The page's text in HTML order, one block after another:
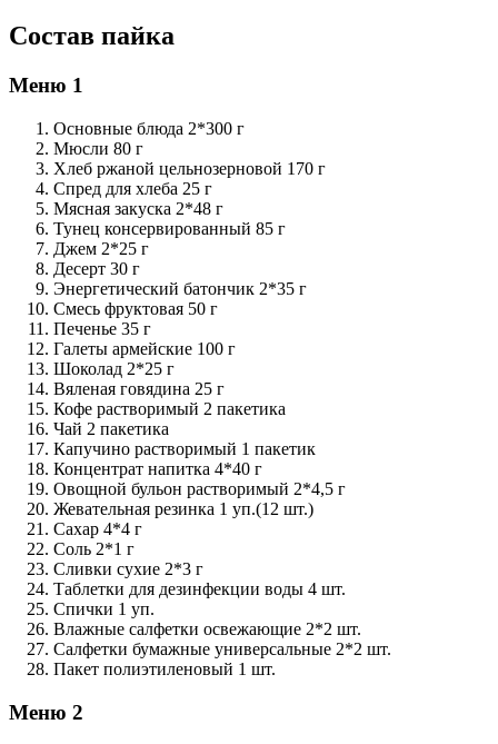
Состав пайка
Меню 1
Основные блюда 2*300 г
Мюсли 80 г
Хлеб ржаной цельнозерновой 170 г
Спред для хлеба 25 г
Мясная закуска 2*48 г
Тунец консервированный 85 г
Джем 2*25 г
Десерт 30 г
Энергетический батончик 2*35 г
Смесь фруктовая 50 г
Печенье 35 г
Галеты армейские 100 г
Шоколад 2*25 г
Вяленая говядина 25 г
Кофе растворимый 2 пакетика
Чай 2 пакетика
Капучино растворимый 1 пакетик
Концентрат напитка 4*40 г
Овощной бульон растворимый 2*4,5 г
Жевательная резинка 1 уп.(12 шт.)
Сахар 4*4 г
Соль 2*1 г
Сливки сухие 2*3 г
Таблетки для дезинфекции воды 4 шт.
Спички 1 уп.
Влажные салфетки освежающие 2*2 шт.
Салфетки бумажные универсальные 2*2 шт.
Пакет полиэтиленовый 1 шт.
Меню 2